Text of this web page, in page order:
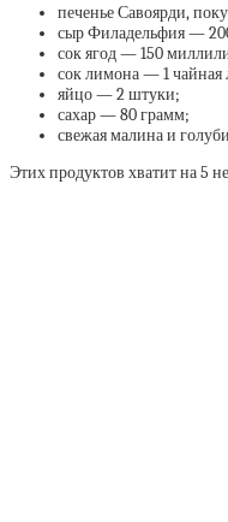
печенье Савоярди,
сыр Филадельфия —
сок ягод — 150
сок лимона — 1 чайная
яйцо — 2 штуки;
сахар — 80 грамм;
свежая малина и
Этих продуктов хватит на 5